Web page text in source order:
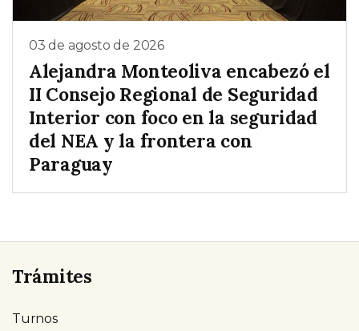
03 de agosto de 2026
Alejandra Monteoliva encabezó el
II Consejo Regional de Seguridad
Interior con foco en la seguridad
del NEA y la frontera con
Paraguay
Trámites
Turnos